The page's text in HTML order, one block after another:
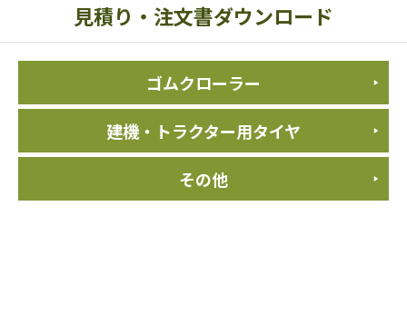
2023/12/5(火)
国産専用、アイドリング、ハイブリット車専用など多数ご用意してお
ります！
▶︎ 商品一覧はこちら
見積り・注文書ダウンロード
ゴムクローラー
建機・トラクター用タイヤ
その他